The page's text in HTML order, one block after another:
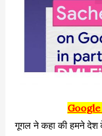
गूगल ने कहा की हमने